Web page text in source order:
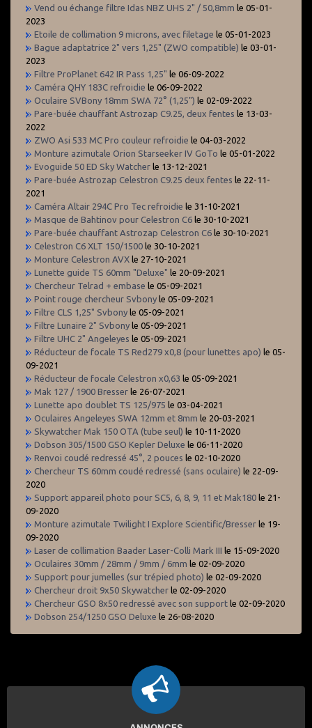
Vend ou échange filtre Idas NBZ UHS 2" / 50,8mm le 05-01-
2023
Etoile de collimation 9 microns, avec filetage le 05-01-2023
Bague adaptatrice 2" vers 1,25" (ZWO compatible) le 03-01-
2023
Filtre ProPlanet 642 IR Pass 1,25" le 06-09-2022
Caméra QHY 183C refroidie le 06-09-2022
Oculaire SVBony 18mm SWA 72° (1,25") le 02-09-2022
Pare-buée chauffant Astrozap C9.25, deux fentes le 13-03-
2022
ZWO Asi 533 MC Pro couleur refroidie le 04-03-2022
Monture azimutale Orion Starseeker IV GoTo le 05-01-2022
Evoguide 50 ED Sky Watcher le 13-12-2021
Pare-buée Astrozap Celestron C9.25 deux fentes le 22-11-
2021
Caméra Altair 294C Pro Tec refroidie le 31-10-2021
Masque de Bahtinov pour Celestron C6 le 30-10-2021
Pare-buée chauffant Astrozap Celestron C6 le 30-10-2021
Celestron C6 XLT 150/1500 le 30-10-2021
Monture Celestron AVX le 27-10-2021
Lunette guide TS 60mm "Deluxe" le 20-09-2021
Chercheur Telrad + embase le 05-09-2021
Point rouge chercheur Svbony le 05-09-2021
Filtre CLS 1,25" Svbony le 05-09-2021
Filtre Lunaire 2" Svbony le 05-09-2021
Filtre UHC 2" Angeleyes le 05-09-2021
Réducteur de focale TS Red279 x0,8 (pour lunettes apo) le 05-
09-2021
Réducteur de focale Celestron x0,63 le 05-09-2021
Mak 127 / 1900 Bresser le 26-07-2021
Lunette apo doublet TS 125/975 le 03-04-2021
Oculaires Angeleyes SWA 12mm et 8mm le 20-03-2021
Skywatcher Mak 150 OTA (tube seul) le 10-11-2020
Dobson 305/1500 GSO Kepler Deluxe le 06-11-2020
Renvoi coudé redressé 45°, 2 pouces le 02-10-2020
Chercheur TS 60mm coudé redressé (sans oculaire) le 22-09-
2020
Support appareil photo pour SC5, 6, 8, 9, 11 et Mak180 le 21-
09-2020
Monture azimutale Twilight I Explore Scientific/Bresser le 19-
09-2020
Laser de collimation Baader Laser-Colli Mark III le 15-09-2020
Oculaires 30mm / 28mm / 9mm / 6mm le 02-09-2020
Support pour jumelles (sur trépied photo) le 02-09-2020
Chercheur droit 9x50 Skywatcher le 02-09-2020
Chercheur GSO 8x50 redressé avec son support le 02-09-2020
Dobson 254/1250 GSO Deluxe le 26-08-2020